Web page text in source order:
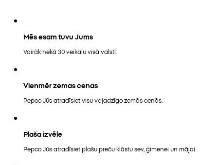
Mēs esam tuvu Jums
Vairāk nekā 30 veikalu visā valstī.
Vienmēr zemas cenas
Pepco Jūs atradīsiet visu vajadzīgo zemās cenās.
Plaša izvēle
Pepco Jūs atradīsiet plašu preču klāstu sev, ģimenei un mājai.